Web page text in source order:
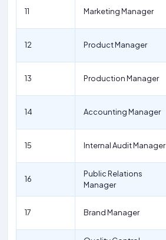
11 Marketing Manager
12 Product Manager
13 Production Manager
14 Accounting Manager
15 Internal Audit Manager
16
Public Relations
Manager
17 Brand Manager